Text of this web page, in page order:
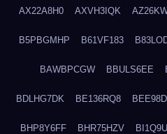
AX22A8H0 AXVH3IQK
B5PBGMHP B61VF183
BAWBPCGW BBULS6EE
BDLHG7DK BE136RQ8
BHP8Y6FF BHR75HZV